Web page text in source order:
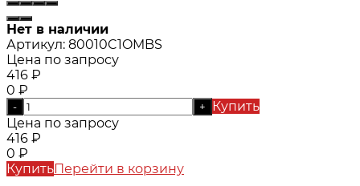
Нет в наличии
Артикул: 80010C1OMBS
Цена по запросу
416 ₽
0 ₽
- +
Купить
Цена по запросу
416 ₽
0 ₽
КупитьПерейти в корзину